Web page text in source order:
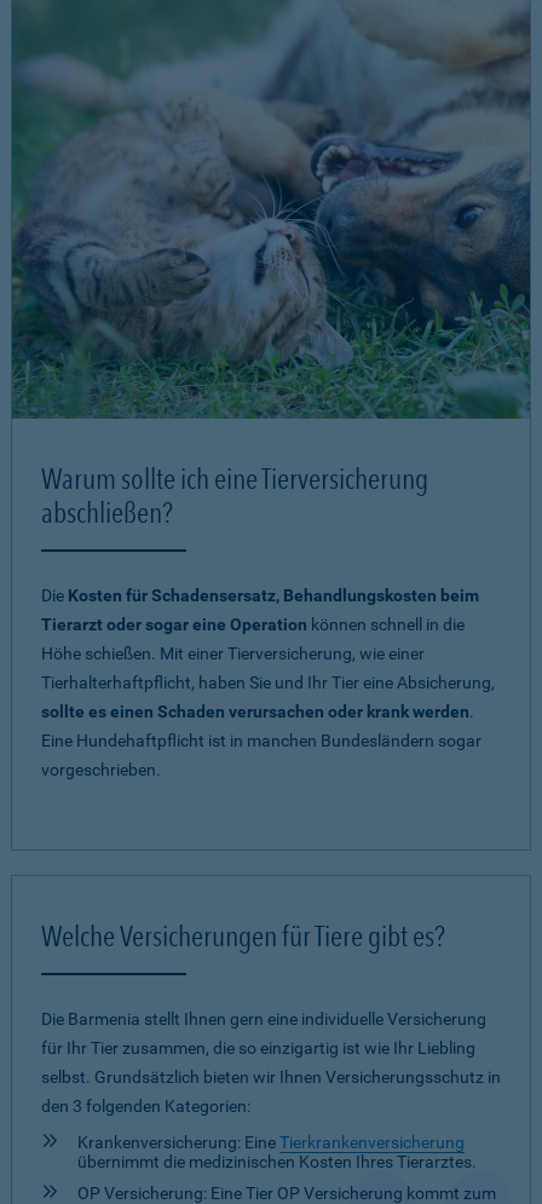
Warum sollte ich eine Tierversicherung
abschließen?
Die Kosten für Schadensersatz, Behandlungskosten beim
Tierarzt oder sogar eine Operation können schnell in die
Höhe schießen. Mit einer Tierversicherung, wie einer
Tierhalterhaftpflicht, haben Sie und Ihr Tier eine Absicherung,
sollte es einen Schaden verursachen oder krank werden.
Eine Hundehaftpflicht ist in manchen Bundesländern sogar
vorgeschrieben.
Welche Versicherungen für Tiere gibt es?
Die Barmenia stellt Ihnen gern eine individuelle Versicherung
für Ihr Tier zusammen, die so einzigartig ist wie Ihr Liebling
selbst. Grundsätzlich bieten wir Ihnen Versicherungsschutz in
den 3 folgenden Kategorien:
Krankenversicherung: EineTierkrankenversicherung
übernimmt die medizinischen Kosten Ihres Tierarztes.
OP Versicherung: Eine Tier OP Versicherung kommt zum